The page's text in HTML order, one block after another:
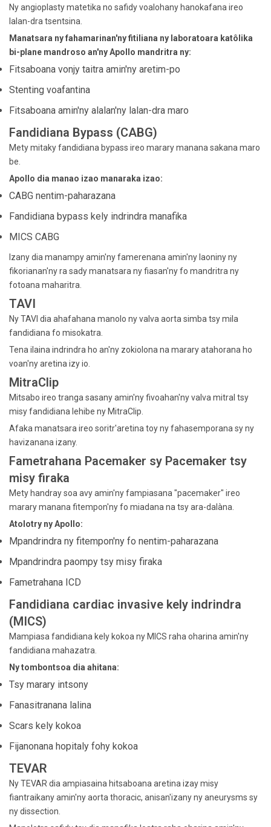
Ny angioplasty matetika no safidy voalohany hanokafana ireo
lalan-dra tsentsina.
Manatsara ny fahamarinan'ny fitiliana ny laboratoara katôlika
bi-plane mandroso an'ny Apollo mandritra ny:
Fitsaboana vonjy taitra amin'ny aretim-po
Stenting voafantina
Fitsaboana amin'ny alalan'ny lalan-dra maro
Fandidiana Bypass (CABG)
Mety mitaky fandidiana bypass ireo marary manana sakana maro
be.
Apollo dia manao izao manaraka izao:
CABG nentim-paharazana
Fandidiana bypass kely indrindra manafika
MICS CABG
Izany dia manampy amin'ny famerenana amin'ny laoniny ny
fikorianan'ny ra sady manatsara ny fiasan'ny fo mandritra ny
fotoana maharitra.
TAVI
Ny TAVI dia ahafahana manolo ny valva aorta simba tsy mila
fandidiana fo misokatra.
Tena ilaina indrindra ho an'ny zokiolona na marary atahorana ho
voan'ny aretina izy io.
MitraClip
Mitsabo ireo tranga sasany amin'ny fivoahan'ny valva mitral tsy
misy fandidiana lehibe ny MitraClip.
Afaka manatsara ireo soritr'aretina toy ny fahasemporana sy ny
havizanana izany.
Fametrahana Pacemaker sy Pacemaker tsy
misy firaka
Mety handray soa avy amin'ny fampiasana "pacemaker" ireo
marary manana fitempon'ny fo miadana na tsy ara-dalàna.
Atolotry ny Apollo:
Mpandrindra ny fitempon'ny fo nentim-paharazana
Mpandrindra paompy tsy misy firaka
Fametrahana ICD
Fandidiana cardiac invasive kely indrindra
(MICS)
Mampiasa fandidiana kely kokoa ny MICS raha oharina amin'ny
fandidiana mahazatra.
Ny tombontsoa dia ahitana:
Tsy marary intsony
Fanasitranana lalina
Scars kely kokoa
Fijanonana hopitaly fohy kokoa
TEVAR
Ny TEVAR dia ampiasaina hitsaboana aretina izay misy
fiantraikany amin'ny aorta thoracic, anisan'izany ny aneurysms sy
ny dissection.